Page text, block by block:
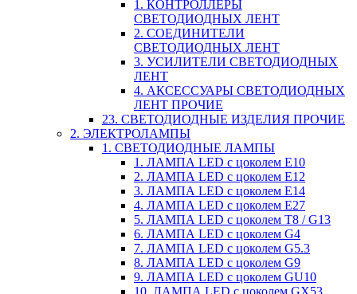
1. КОНТРОЛЛЕРЫ
СВЕТОДИОДНЫХ ЛЕНТ
2. СОЕДИНИТЕЛИ
СВЕТОДИОДНЫХ ЛЕНТ
3. УСИЛИТЕЛИ СВЕТОДИОДНЫХ
ЛЕНТ
4. АКСЕССУАРЫ СВЕТОДИОДНЫХ
ЛЕНТ ПРОЧИЕ
23. СВЕТОДИОДНЫЕ ИЗДЕЛИЯ ПРОЧИЕ
2. ЭЛЕКТРОЛАМПЫ
1. СВЕТОДИОДНЫЕ ЛАМПЫ
1. ЛАМПА LED c цоколем E10
2. ЛАМПА LED c цоколем E12
3. ЛАМПА LED c цоколем E14
4. ЛАМПА LED c цоколем E27
5. ЛАМПА LED c цоколем T8 / G13
6. ЛАМПА LED c цоколем G4
7. ЛАМПА LED c цоколем G5.3
8. ЛАМПА LED c цоколем G9
9. ЛАМПА LED c цоколем GU10
10. ЛАМПА LED c цоколем GX53